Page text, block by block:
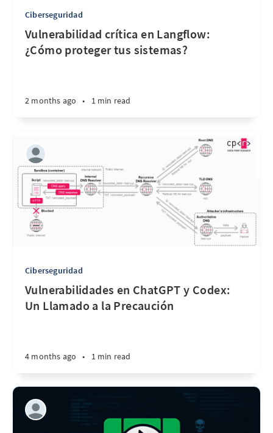
Ciberseguridad
Vulnerabilidad crítica en Langflow:
¿Cómo proteger tus sistemas?
2 months ago • 1 min read
Ciberseguridad
Vulnerabilidades en ChatGPT y Codex:
Un Llamado a la Precaución
4 months ago • 1 min read